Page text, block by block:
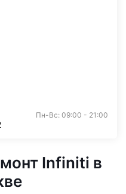
Пн-Вс: 09:00 - 21:00
Infiniti в